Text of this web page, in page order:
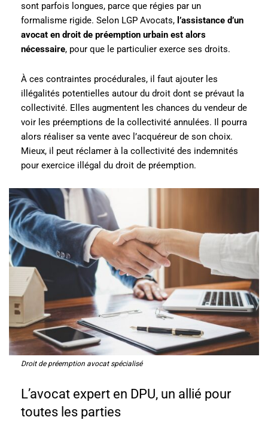
sont parfois longues, parce que régies par un
formalisme rigide. Selon LGP Avocats, l’assistance d’un
avocat en droit de préemption urbain est alors
nécessaire, pour que le particulier exerce ses droits.
À ces contraintes procédurales, il faut ajouter les
illégalités potentielles autour du droit dont se prévaut la
collectivité. Elles augmentent les chances du vendeur de
voir les préemptions de la collectivité annulées. Il pourra
alors réaliser sa vente avec l’acquéreur de son choix.
Mieux, il peut réclamer à la collectivité des indemnités
pour exercice illégal du droit de préemption.
Droit de préemption avocat spécialisé
L’avocat expert en DPU, un allié pour
toutes les parties